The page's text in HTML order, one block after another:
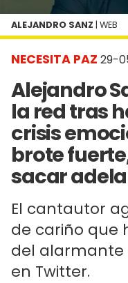
NECESITA PAZ 29-
Alejandro
la red tras
crisis
brote
sacar
El cantautor
de cariño que
del alarmante
en Twitter.
ALEJANDRO SANZ | WEB